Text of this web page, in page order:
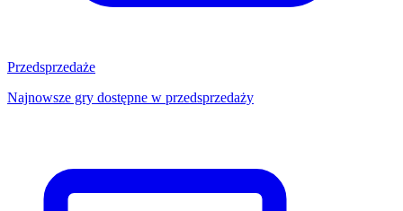
Przedsprzedaże
Najnowsze gry dostępne w przedsprzedaży